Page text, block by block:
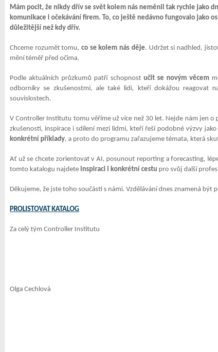
Mám pocit, že nikdy dřív se svět kolem nás neměnil tak rychle jako
komunikace i očekávání firem. To, co ještě nedávno fungovalo jako
důležitější než kdy dřív.
Chceme rozumět tomu,co se kolem nás děje. Udržet si nadhled,
mění téměř před očima.
Podle aktuálních průzkumů patří schopnost učit se novým věcem
odborníky se zkušenostmi, ale také lidi, kteří dokážou reagovat
souvislostech.
V Controller Institutu tomu věříme už více než 30 let. Nejde nám jen
zkušenosti, inspirace i sdílení mezi lidmi, kteří řeší podobné výzvy
konkrétní příklady, a proto do programu zařazujeme témata, která
Ať už se chcete zorientovat v AI, posunout reporting a forecasting,
tomto katalogu najdete inspiraci i konkrétní cestu pro svůj další
Děkujeme, že jste toho součástí s námi. Vzdělávání dnes znamená
PROLISTOVAT KATALOG
Za celý tým Controller Institutu
Olga Cechlová